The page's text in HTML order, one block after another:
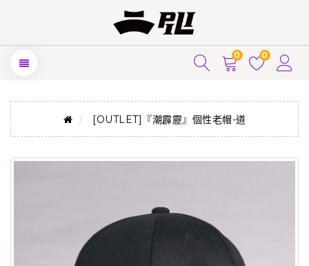
0 0
[OUTLET]『潮霹靂』個性老帽-道